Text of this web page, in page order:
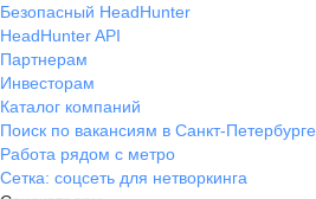
Безопасный HeadHunter
HeadHunter API
Партнерам
Инвесторам
Каталог компаний
Поиск по вакансиям в Санкт-Петербурге
Работа рядом с метро
Сетка: соцсеть для нетворкинга